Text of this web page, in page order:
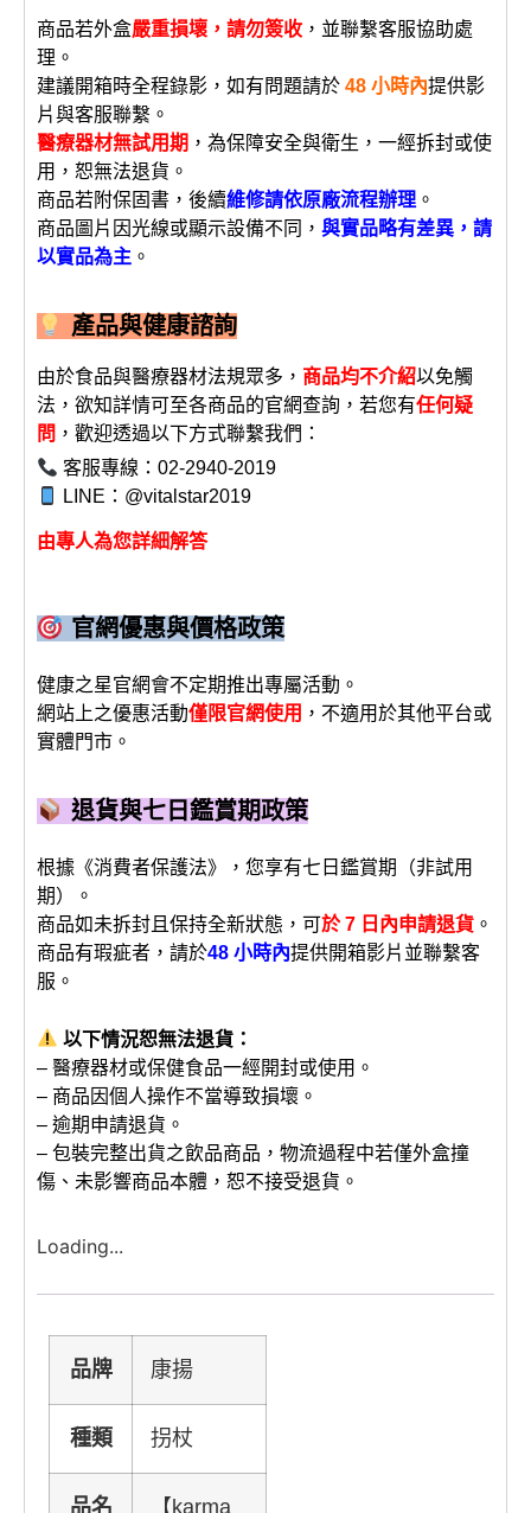
商品若外盒嚴重損壞，請勿簽收 ，並聯繫客服協助處
理。
建議開箱時全程錄影，如有問題請於 48 小時內提供影
片與客服聯繫。
醫療器材無試用期 ，為保障安全與衛生，一經拆封或使
用，恕無法退貨。
商品若附保固書，後續維修請依原廠流程辦理 。
商品圖片因光線或顯示設備不同， 與實品略有差異，請
以實品為主 。
產品與健康諮詢
由於食品與醫療器材法規眾多， 商品均不介紹以免觸
法，欲知詳情可至各商品的官網查詢，若您有任何疑
問 ，歡迎透過以下方式聯繫我們：
客服專線：02-2940-2019
LINE：@vitalstar2019
由專人為您詳細解答
官網優惠與價格政策
健康之星官網會不定期推出專屬活動。
網站上之優惠活動僅限官網使用 ，不適用於其他平台或
實體門市。
退貨與七日鑑賞期政策
根據《消費者保護法》，您享有七日鑑賞期（非試用
期）。
商品如未拆封且保持全新狀態，可於 7 日內申請退貨 。
商品有瑕疵者，請於48 小時內提供開箱影片並聯繫客
服。
以下情況恕無法退貨：
– 醫療器材或保健食品一經開封或使用。
– 商品因個人操作不當導致損壞。
– 逾期申請退貨。
– 包裝完整出貨之飲品商品，物流過程中若僅外盒撞
傷、未影響商品本體，恕不接受退貨。
Loading...
品牌 康揚
種類 拐杖
品名 【karma